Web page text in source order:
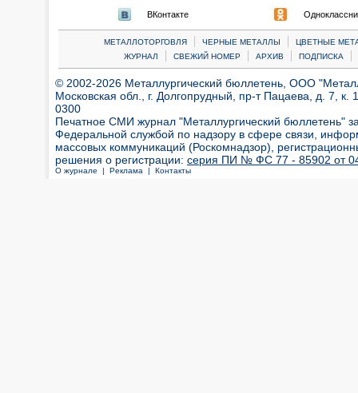
ВКонтакте
МЕТАЛЛОТОРГОВЛЯ | ЧЕРНЫЕ МЕТАЛЛЫ |
ЦВЕТНЫЕ
ЖУРНАЛ
| СВЕЖИЙ НОМЕР | АРХИВ | ПОДПИСКА |
© 2002-2026 Металлургический бюллетень, ООО
Московская обл., г. Долгопрудный, пр-т Пацаева, д. 7,
0300
Печатное СМИ журнал "Металлургический бюллетень"
Федеральной службой по надзору в сфере связи,
массовых коммуникаций (Роскомнадзор),
решения о регистрации: серия ПИ № ФС 77 - 85902 от 04
О журнале | Реклама | Контакты